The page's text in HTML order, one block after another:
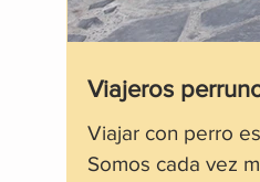
Viajeros
Viajar con perro
Somos cada vez